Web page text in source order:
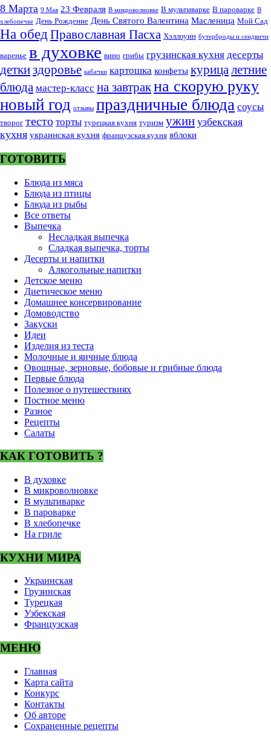
8 Марта 9 Мая 23 Февраля В микроволновке В мультиварке В пароварке В
хлебопечке День Рождение День Святого Валентина Масленица Мой Сад
На обед Православная Пасха Хэллоуин бутерброды и сендвичи
варенье в духовке вино грибы грузинская кухня десерты
деткиздоровье кабачки картошка конфеты курицалетние
блюда мастер-класс на завтракна скорую руку
новый год отзывы праздничные блюда соусы
творог тесто торты турецкая кухня туризм ужин узбекская
кухня украинская кухня французская кухня яблоки
ГОТОВИТЬ
Блюда из мяса
Блюда из птицы
Блюда из рыбы
Все ответы
Выпечка
Несладкая выпечка
Сладкая выпечка, торты
Десерты и напитки
Алкогольные напитки
Детское меню
Диетическое меню
Домашнее консервирование
Домоводство
Закуски
Идеи
Изделия из теста
Молочные и яичные блюда
Овощные, зерновые, бобовые и грибные блюда
Первые блюда
Полезное о путешествиях
Постное меню
Разное
Рецепты
Салаты
КАК ГОТОВИТЬ ?
В духовке
В микроволновке
В мультиварке
В пароварке
В хлебопечке
На гриле
КУХНИ МИРА
Украинская
Грузинская
Турецкая
Узбекская
Французская
МЕНЮ
Главная
Карта сайта
Конкурс
Контакты
Об авторе
Сохраненные рецепты